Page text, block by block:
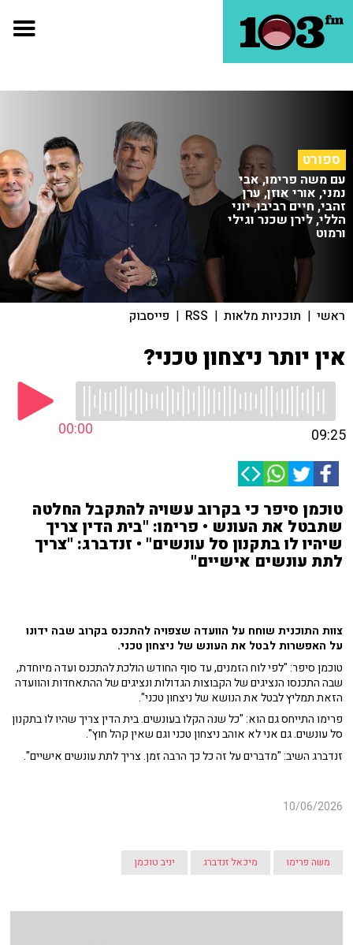
ספורט
עם משה פרימו, אבי
נמני, אורי אוזן, ערן
זהבי, חיים רביבו, יוני
הללי, לירן שכנר וגילי
ורמוט
ראשי | תוכניות מלאות |
RSS
| פייסבוק
אין יותר ניצחון טכני?
00:00 09:25
טוכמן סיפר כי בקרוב עשויה להתקבל החלטה
שתבטל את העונש • פרימו: "בית הדין צריך
שיהיו לו בתקנון סל עונשים" • זנדברג: "צריך
לתת עונשים אישיים"
צוות התוכנית שוחח על הוועדה שצפויה להתכנס בקרוב שבה ידונו
על האפשרות לבטל את העונש של ניצחון טכני.
טוכמן סיפר: "לפי לוח הזמנים, עד סוף החודש הולכת להתכנס ועדה מיוחדת,
שבה התכנסו הנציגים של הקבוצות הגדולות ונציגים של ההתאחדות והוועדה
הזאת תמליץ לבטל את הנושא של ניצחון טכני".
פרימו התייחס גם הוא: "כל שנה הקלו בעונשים. בית הדין צריך שהיו לו בתקנון
סל עונשים. גם אני לא אוהב ניצחון טכני וגם שאין קהל חוץ".
זנדברג השיב: "מדברים על זה כל כך הרבה זמן. צריך לתת עונשים אישיים".
10/06/2026
משה פרימו מיכאל זנדברג יניב טוכמן